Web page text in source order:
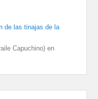
de las tinajas de la
Capuchino) en